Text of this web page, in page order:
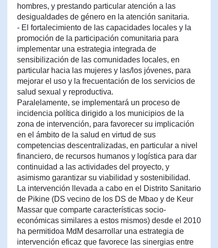
hombres, y prestando particular atención a las
desigualdades de género en la atención sanitaria.
- El fortalecimiento de las capacidades locales y la
promoción de la participación comunitaria para
implementar una estrategia integrada de
sensibilización de las comunidades locales, en
particular hacia las mujeres y las/los jóvenes, para
mejorar el uso y la frecuentación de los servicios de
salud sexual y reproductiva.
Paralelamente, se implementará un proceso de
incidencia política dirigido a los municipios de la
zona de intervención, para favorecer su implicación
en el ámbito de la salud en virtud de sus
competencias descentralizadas, en particular a nivel
financiero, de recursos humanos y logística para dar
continuidad a las actividades del proyecto, y
asimismo garantizar su viabilidad y sostenibilidad.
La intervención llevada a cabo en el Distrito Sanitario
de Pikine (DS vecino de los DS de Mbao y de Keur
Massar que comparte características socio-
económicas similares a estos mismos) desde el 2010
ha permitidoa MdM desarrollar una estrategia de
intervención eficaz que favorece las sinergias entre